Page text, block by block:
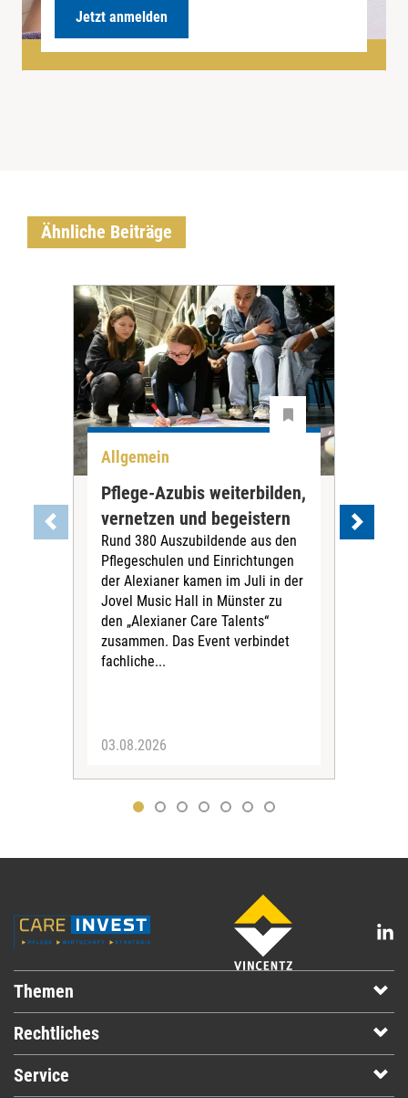
Jetzt anmelden
Ähnliche Beiträge
Allgemein
Pflege-Azubis weiterbilden,
vernetzen und begeistern
Rund 380 Auszubildende aus den
Pflegeschulen und Einrichtungen
der Alexianer kamen im Juli in der
Jovel Music Hall in Münster zu
den „Alexianer Care Talents“
zusammen. Das Event verbindet
fachliche...
03.08.2026
Themen
Rechtliches
Service